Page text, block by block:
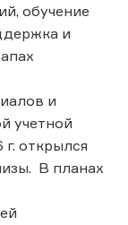
обучение
и
и
учетной
открылся
В планах